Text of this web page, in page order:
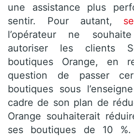
une assistance plus
sentir. Pour autant,
l’opérateur ne
autoriser les clients
boutiques Orange, en
question de passer
boutiques sous
cadre de son plan de
Orange souhaiterait
ses boutiques de 10